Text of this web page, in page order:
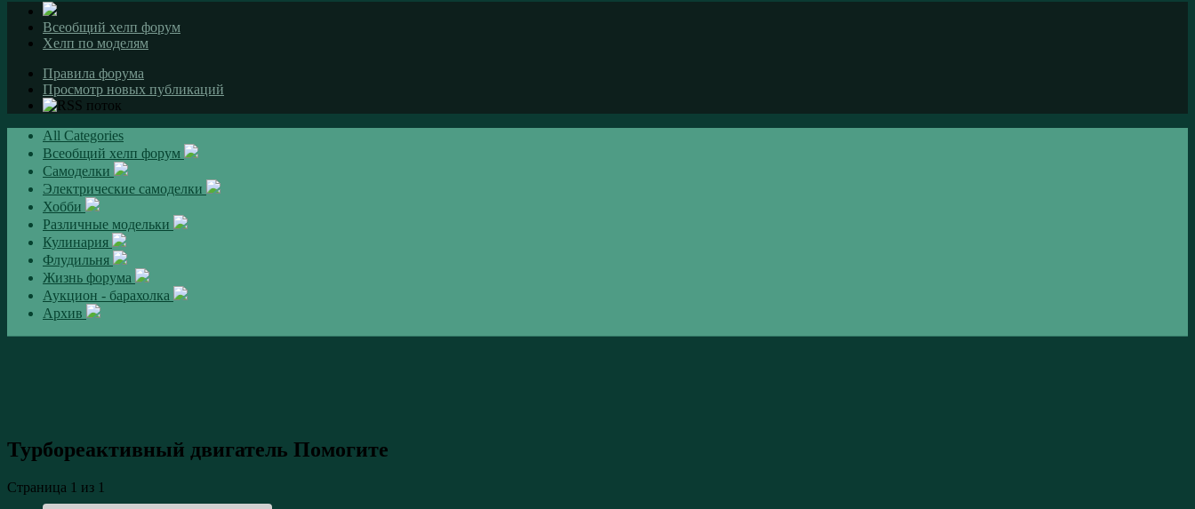
Всеобщий хелп форум
Хелп по моделям
Правила форума
Просмотр новых публикаций
All Categories
Всеобщий хелп форум
Самоделки
Электрические самоделки
Хобби
Различные модельки
Кулинария
Флудильня
Жизнь форума
Аукцион - барахолка
Архив
Турбореактивный двигатель Помогите
Страница 1 из 1